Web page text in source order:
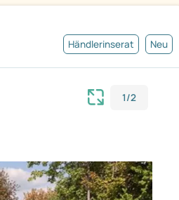
Händlerinserat Neu
1/2